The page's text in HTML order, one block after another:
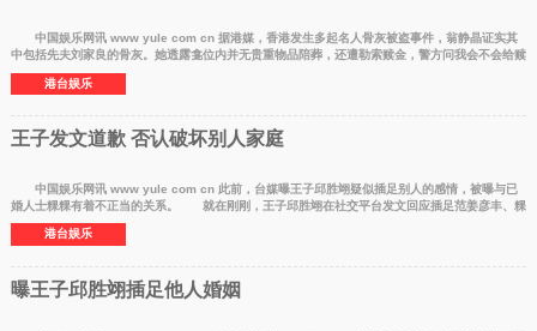
中国娱乐网讯 www yule com cn 据港媒，香港发生多起名人骨灰被盗事件，翁静晶证实其
中包括先夫刘家良的骨灰。她透露龛位内并无贵重物品陪葬，还遭勒索赎金，警方问我会不会给赎
金，我不记得
港台娱乐
王子发文道歉 否认破坏别人家庭
中国娱乐网讯 www yule com cn 此前，台媒曝王子邱胜翊疑似插足别人的感情，被曝与已
婚人士粿粿有着不正当的关系。 就在刚刚，王子邱胜翊在社交平台发文回应插足范姜彦丰、粿
粿，我不是破
港台娱乐
曝王子邱胜翊插足他人婚姻